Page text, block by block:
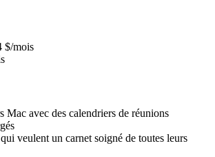
$/mois
Mac avec des calendriers de réunions
veulent un carnet soigné de toutes leurs